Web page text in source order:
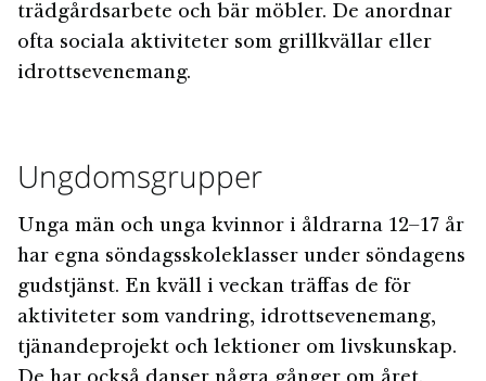
trädgårdsarbete och bär möbler. De anordnar
ofta sociala aktiviteter som grillkvällar eller
idrottsevenemang.
Ungdomsgrupper
Unga män och unga kvinnor i åldrarna 12–17 år
har egna söndagsskoleklasser under söndagens
gudstjänst. En kväll i veckan träffas de för
aktiviteter som vandring, idrottsevenemang,
tjänandeprojekt och lektioner om livskunskap.